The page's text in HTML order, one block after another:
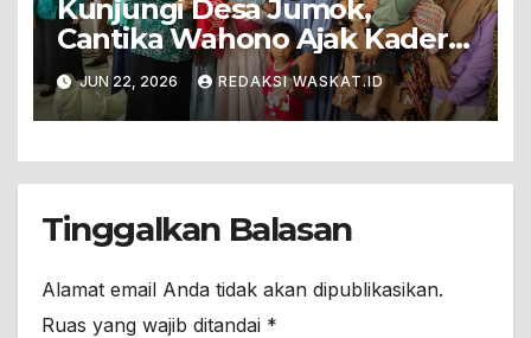
Kunjungi Desa Jumok,
Cantika Wahono Ajak Kader
PKK Wujudkan Keluarga
Sehat Berkualitas
JUN 22, 2026 REDAKSI WASKAT.ID
Tinggalkan Balasan
Alamat email Anda tidak akan dipublikasikan.
Ruas yang wajib ditandai *